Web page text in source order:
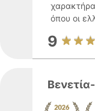
όπου οι
9